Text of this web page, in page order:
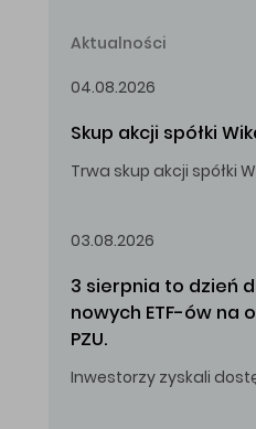
Aktualności
04.08.2026
Skup akcji spółki
03.08.2026
3 sierpnia to dzień
nowych ETF-ów na
PZU.